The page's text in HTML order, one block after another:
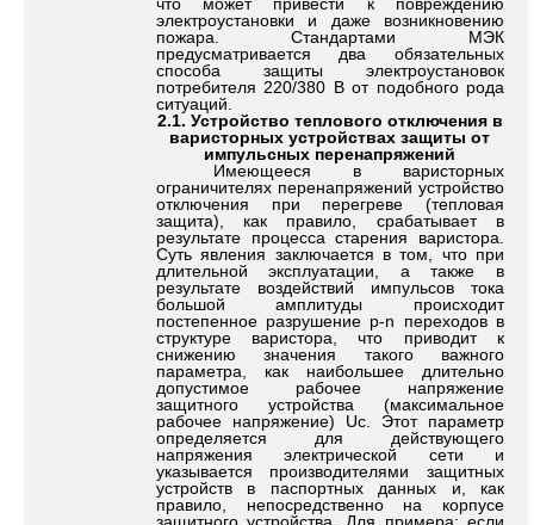
электроустановки и даже возникновению
пожара. Стандартами МЭК
предусматривается два обязательных
способа защиты электроустановок
потребителя 220/380 В от подобного рода
ситуаций
2.1. Устройство теплового отключения в
варисторных устройствах защиты от
импульсных перенапряжений
Имеющееся в варисторных
ограничителях перенапряжений устройство
отключения при перегреве (тепловая
защита), как правило, срабатывает в
результате процесса старения варистора.
Суть явления заключается в том, что при
длительной эксплуатации, а также в
результате воздействий импульсов тока
большой амплитуды происходит
постепенное разрушение p-n переходов в
структуре варистора, что приводит к
снижению значения такого важного
параметра, как наибольшее длительно
допустимое рабочее напряжение
защитного устройства (максимальное
рабочее напряжение) Uc. Этот параметр
определяется для действующего
напряжения электрической сети и
указывается производителями защитных
устройств в паспортных данных и, как
правило, непосредственно на корпусе